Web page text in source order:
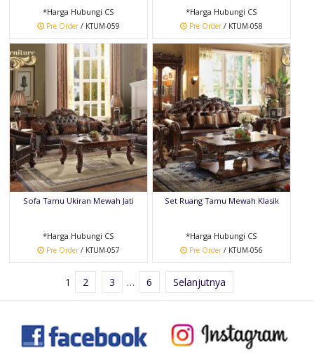
*Harga Hubungi CS
Pre Order/ KTUM-059
*Harga Hubungi CS
Pre Order/ KTUM-058
Sofa Tamu Ukiran Mewah Jati
*Harga Hubungi CS
Pre Order/ KTUM-057
Set Ruang Tamu Mewah Klasik
*Harga Hubungi CS
Pre Order/ KTUM-056
1 2 3 … 6 Selanjutnya